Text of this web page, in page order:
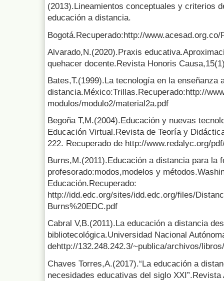
(2013).Lineamientos conceptuales y criterios
educación a distancia.
Bogotá.Recuperado:http://
Alvarado,N.(2020).Praxis
quehacer docente.Revista Honoris
Bates,T.(1999).La tecnología en la enseñanza
distancia.México:Trillas.Recuperado:http://
modulos/modulo2/material2a.pdf
Begoña T,M.(2004).Educación y nuevas
Educación Virtual.Revista de Teoría y
222. Recuperado de http://www.redalyc.org/
Burns,M.(2011).Educación a distancia para la
profesorado:modos,modelos y
Educación.Recuperado:
http://idd.edc.org/sites/idd.edc.org/files/
Burns%20EDC.pdf
Cabral V,B.(2011).La educación a distancia
bibliotecológica.Universidad Nacional
dehttp://132.248.242.3/~publica/archivos/
Chaves Torres,A.(2017).“La educación a
necesidades educativas del siglo